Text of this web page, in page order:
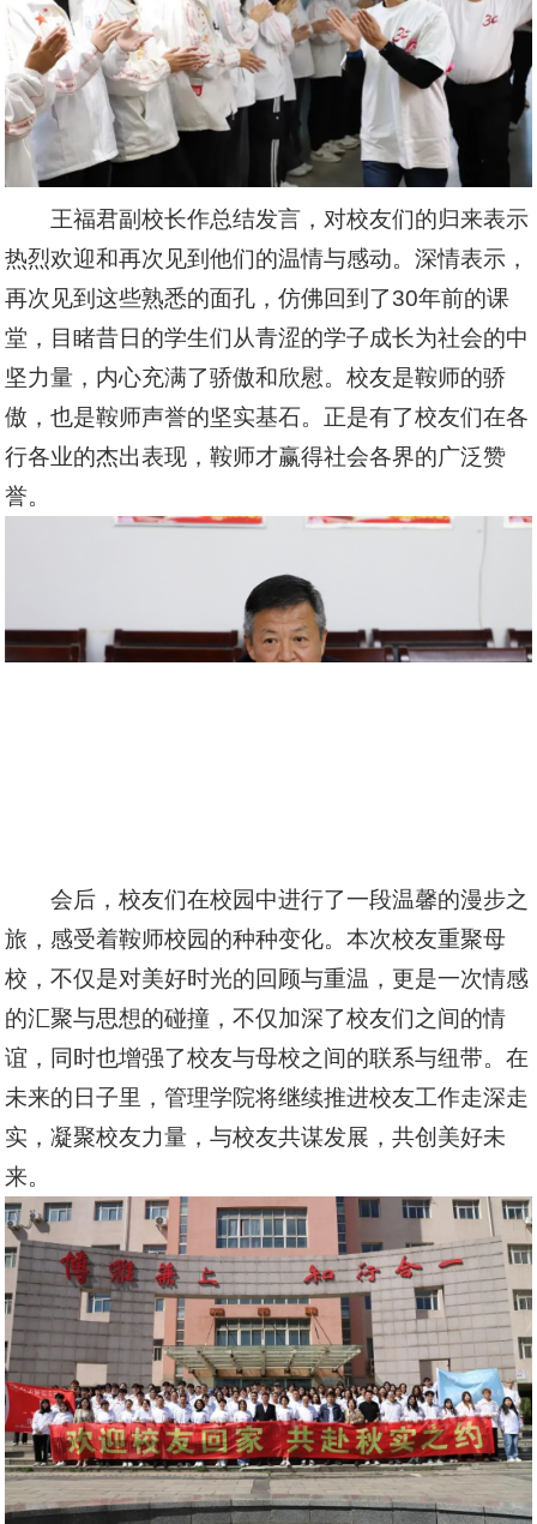
王福君副校长作总结发言，对校友们的归来表示
热烈欢迎和再次见到他们的温情与感动。深情表示，
再次见到这些熟悉的面孔，仿佛回到了30年前的课
堂，目睹昔日的学生们从青涩的学子成长为社会的中
坚力量，内心充满了骄傲和欣慰。校友是鞍师的骄
傲，也是鞍师声誉的坚实基石。正是有了校友们在各
行各业的杰出表现，鞍师才赢得社会各界的广泛赞
誉。
会后，校友们在校园中进行了一段温馨的漫步之
旅，感受着鞍师校园的种种变化。本次校友重聚母
校，不仅是对美好时光的回顾与重温，更是一次情感
的汇聚与思想的碰撞，不仅加深了校友们之间的情
谊，同时也增强了校友与母校之间的联系与纽带。在
未来的日子里，管理学院将继续推进校友工作走深走
实，凝聚校友力量，与校友共谋发展，共创美好未
来。